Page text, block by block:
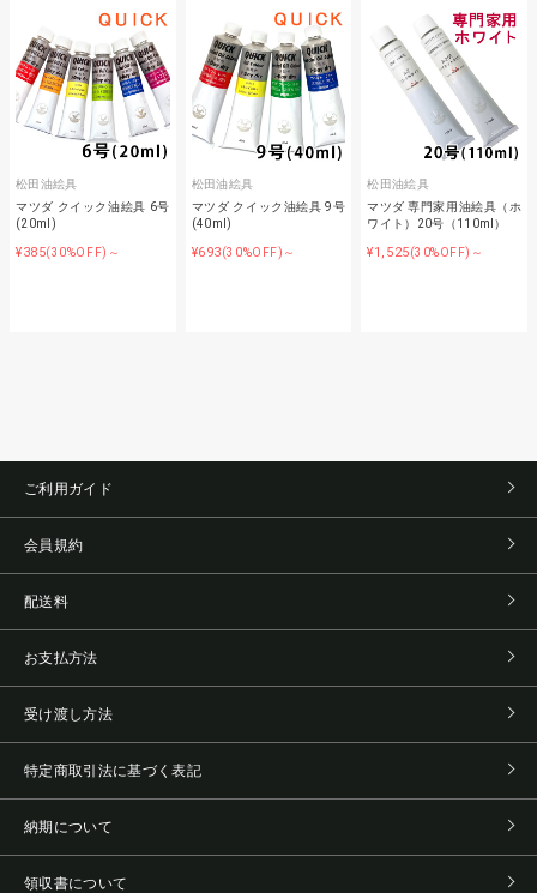
松田油絵具
マツダ クイック油絵具 6号
(20ml)
¥385(30%OFF)～
松田油絵具
マツダ クイック油絵具 9号
(40ml)
¥693(30%OFF)～
松田油絵具
マツダ 専門家用油絵具（ホ
ワイト）20号（110ml）
¥1,525(30%OFF)～
ご利用ガイド
会員規約
配送料
お支払方法
受け渡し方法
特定商取引法に基づく表記
納期について
領収書について